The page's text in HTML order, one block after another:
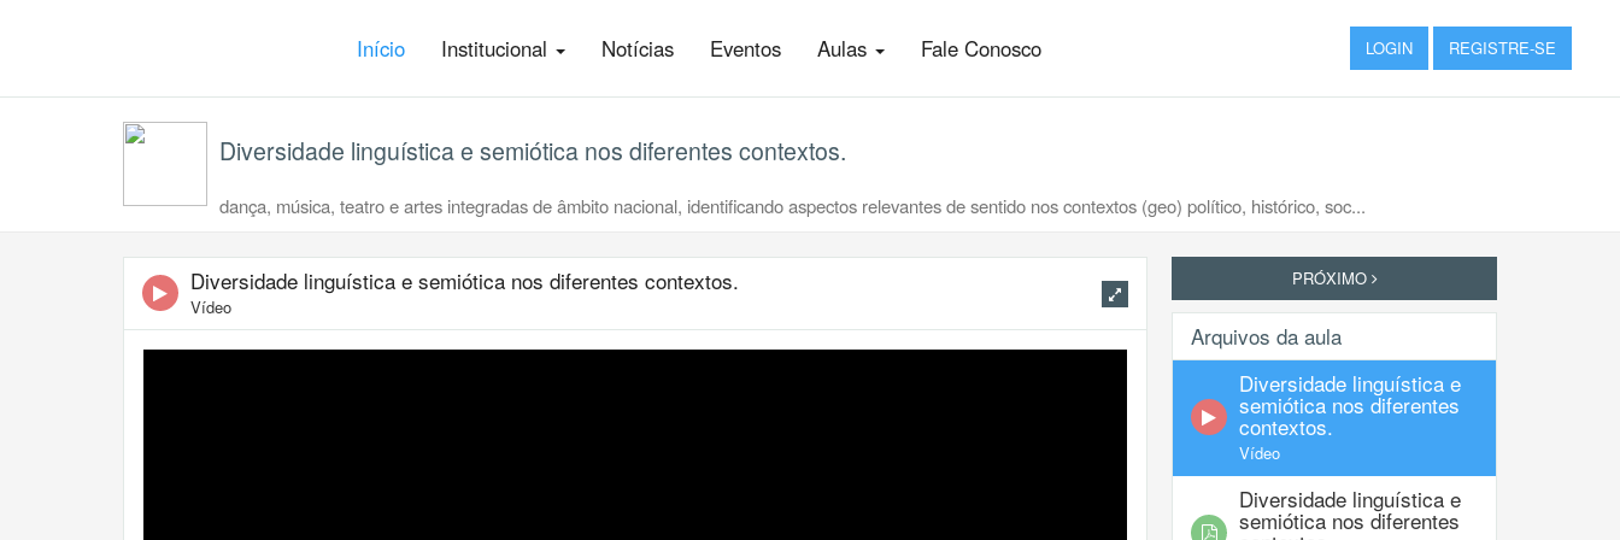
Início Institucional Notícias Eventos Aulas Fale Conosco LOGIN REGISTRE-SE
Diversidade linguística e semiótica nos diferentes contextos.
dança, música, teatro e artes integradas de âmbito nacional, identificando aspectos relevantes de sentido nos contextos (geo) político, histórico, soc...
Diversidade linguística e semiótica nos diferentes contextos.
Vídeo
PRÓXIMO
Arquivos da aula
Diversidade linguística e
semiótica nos diferentes
contextos.
Vídeo
Diversidade linguística e
semiótica nos diferentes